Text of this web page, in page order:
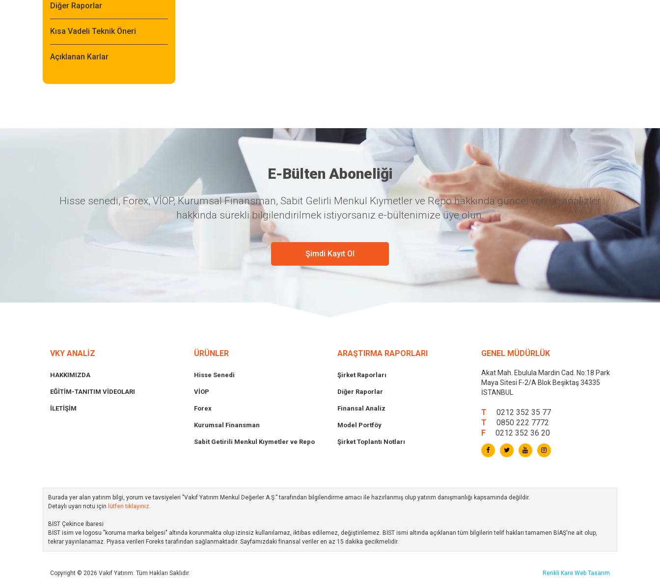
Diğer Raporlar
Kısa Vadeli Teknik Öneri
Açıklanan Karlar
E-Bülten Aboneliği
Hisse senedi, Forex, VİOP, Kurumsal Finansman, Sabit Gelirli Menkul Kıymetler ve Repo hakkında güncel veri ve analizler
hakkında sürekli bilgilendirilmek istiyorsanız e-bültenimize üye olun.
Şimdi Kayıt Ol
VKY ANALİZ
HAKKIMIZDA
EĞİTİM-TANITIM VİDEOLARI
İLETİŞİM
ÜRÜNLER
Hisse Senedi
VİOP
Forex
Kurumsal Finansman
Sabit Getirili Menkul Kıymetler ve Repo
ARAŞTIRMA RAPORLARI
Şirket Raporları
Diğer Raporlar
Finansal Analiz
Model Portföy
Şirket Toplantı Notları
GENEL MÜDÜRLÜK
Akat Mah. Ebulula Mardin Cad. No:18 Park
Maya Sitesi F-2/A Blok Beşiktaş 34335
İSTANBUL
T
0212 352 35 77
T
0850 222 7772
F
0212 352 36 20
Burada yer alan yatırım bilgi, yorum ve tavsiyeleri "Vakıf Yatırım Menkul Değerler A.Ş.” tarafından bilgilendirme amacı ile hazırlanmış olup yatırım danışmanlığı kapsamında değildir.
Detaylı uyarı notu için lütfen tıklayınız.
BİST Çekince İbaresi
BİST isim ve logosu "koruma marka belgesi" altında korunmakta olup izinsiz kullanılamaz, iktibas edilemez, değiştirilemez. BİST ismi altında açıklanan tüm bilgilerin telif hakları tamamen BİAŞ'ne ait olup,
tekrar yayınlanamaz. Piyasa verileri Foreks tarafından sağlanmaktadır. Sayfamızdaki finansal veriler en az 15 dakika gecikmelidir.
Copyright © 2026 Vakıf Yatırım. Tüm Hakları Saklıdır. Renkli Kare Web Tasarım